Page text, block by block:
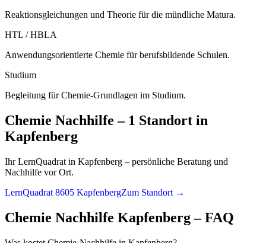
Reaktionsgleichungen und Theorie für die mündliche Matura.
HTL / HBLA
Anwendungsorientierte Chemie für berufsbildende Schulen.
Studium
Begleitung für Chemie-Grundlagen im Studium.
Chemie Nachhilfe – 1 Standort in
Kapfenberg
Ihr LernQuadrat in Kapfenberg – persönliche Beratung und
Nachhilfe vor Ort.
LernQuadrat 8605 KapfenbergZum Standort →
Chemie Nachhilfe Kapfenberg– FAQ